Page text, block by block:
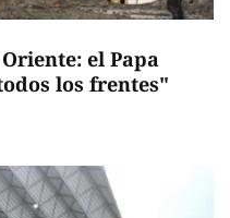
el Papa
los frentes"